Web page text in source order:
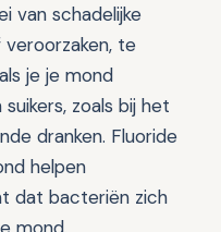
van schadelijke
te
je je mond
zoals bij het
dranken. Fluoride
helpen
dat bacteriën zich